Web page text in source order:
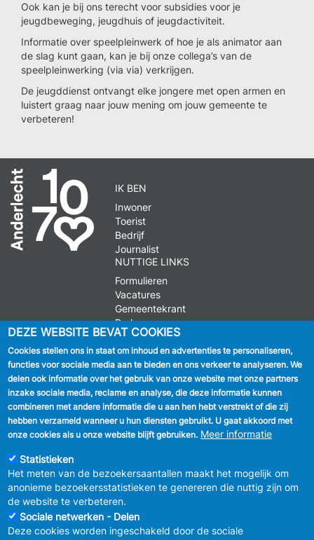
Ook kan je bij ons terecht voor subsidies voor je
jeugdbeweging, jeugdhuis of jeugdactiviteit.
Informatie over speelpleinwerk of hoe je als animator aan
de slag kunt gaan, kan je bij onze collega’s van de
speelpleinwerking (via via) verkrijgen.
De jeugddienst ontvangt elke jongere met open armen en
luistert graag naar jouw mening om jouw gemeente te
verbeteren!
IK BEN
Inwoner
Toerist
Bedrijf
Journalist
NUTTIGE LINKS
Formulieren
Vacatures
Gemeentekrant
Parkeren
VOLG ONS
Facebook
Linkedin
Instagram
DEZE WEBSITE BEVAT COOKIES
Cookies stellen ons in staat om inhoud en advertenties te personaliseren,
functies voor sociale media aan te bieden en ons verkeer te analyseren. We
delen ook informatie over het gebruik van onze website met onze partners
inzake sociale media, reclame en analyse, die deze informatie kunnen
combineren met andere informatie die u aan hen hebt verstrekt of die zij
hebben verzameld wanneer u hun diensten gebruikt. U gaat akkoord met
onze cookies als u onze website blijft gebruiken. Meer informatie
Statistieken
Het meten van de bezoekersaantallen maakt het mogelijk om
anonieme bezoekersstatistieken te genereren die nuttig zijn om
de website te verbeteren.
Sociale netwerken - Delen
Deze cookies worden ingeschakeld door de sociale